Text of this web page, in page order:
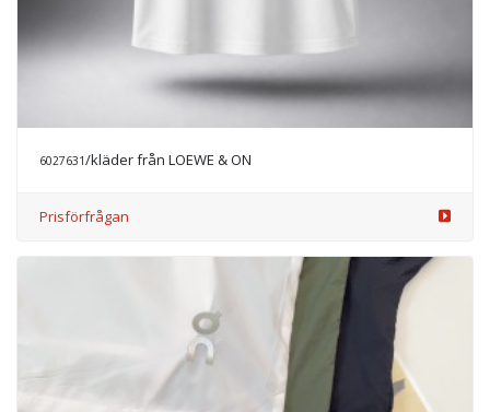
6027631/kläder från LOEWE & ON
Prisförfrågan